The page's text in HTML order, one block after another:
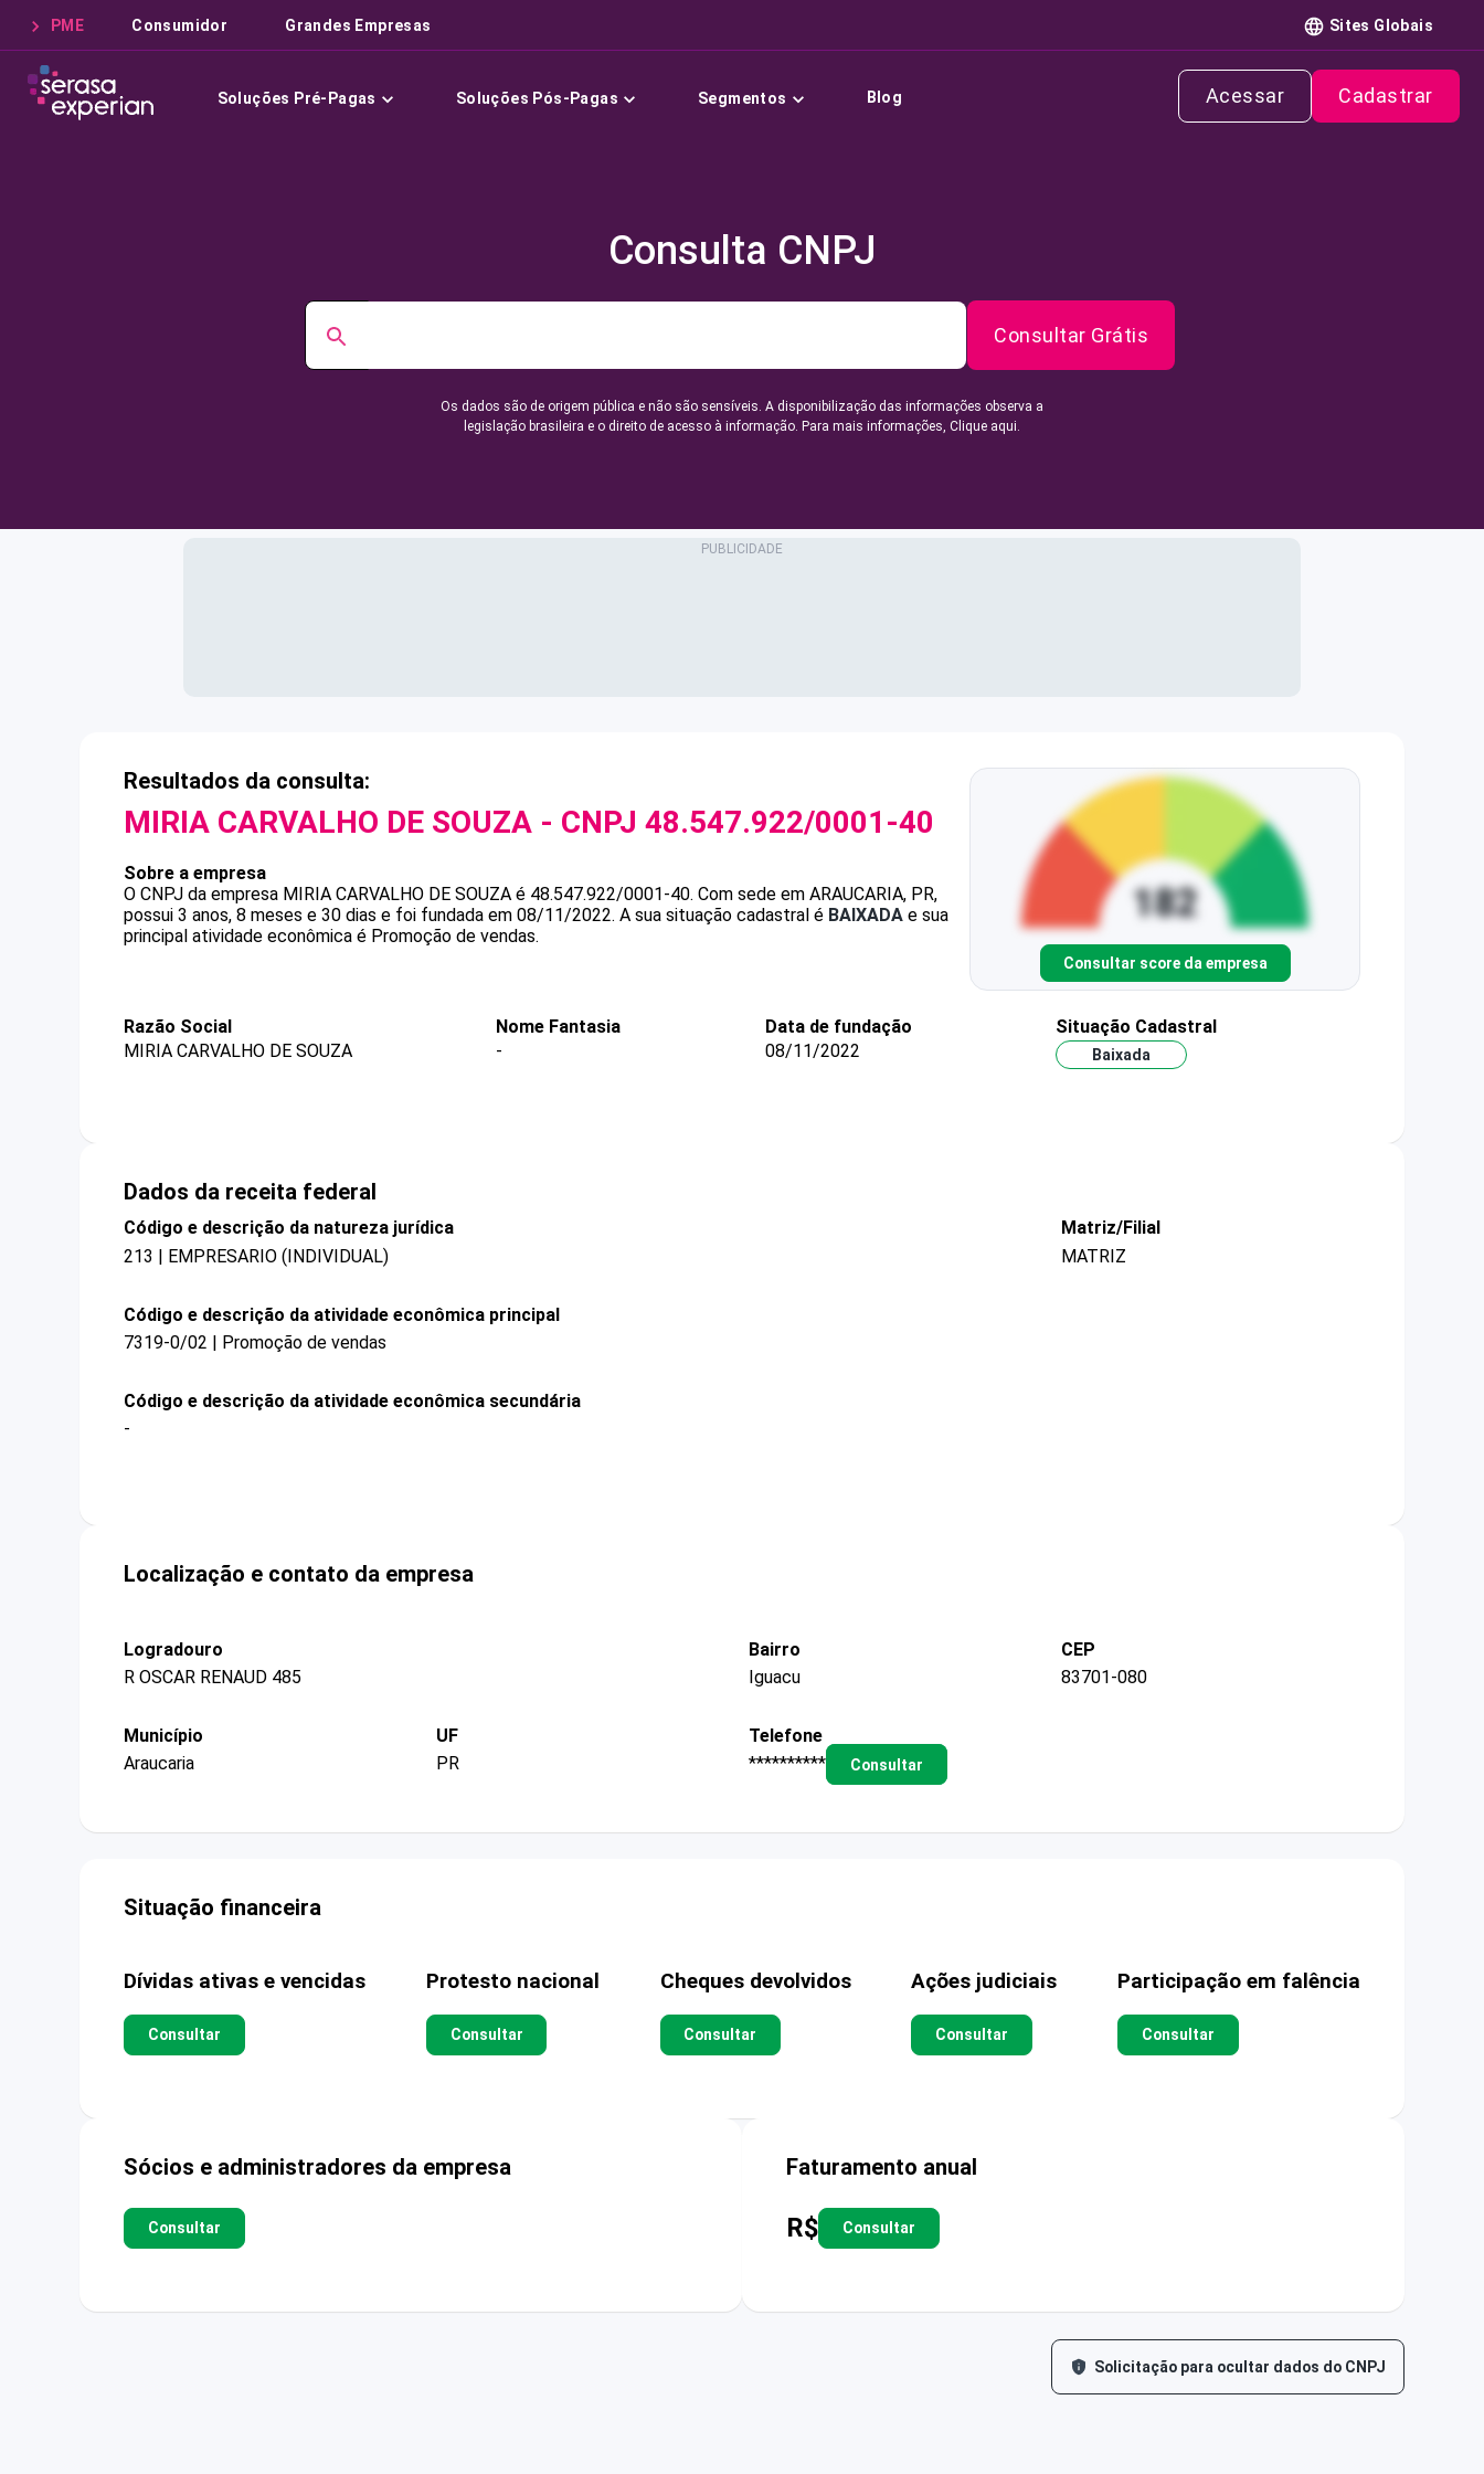
PME Consumidor Grandes Empresas Sites Globais
Soluções Pré-Pagas Soluções Pós-Pagas Segmentos Blog Acessar Cadastrar
Consulta CNPJ
Consultar Grátis
Os dados são de origem pública e não são sensíveis. A disponibilização das informações observa a
legislação brasileira e o direito de acesso à informação. Para mais informações, Clique aqui.
Resultados da consulta:
MIRIA CARVALHO DE SOUZA - CNPJ 48.547.922/0001-40
Sobre a empresa
O CNPJ da empresa MIRIA CARVALHO DE SOUZA é 48.547.922/0001-40. Com sede em ARAUCARIA, PR,
possui 3 anos, 8 meses e 30 dias e foi fundada em 08/11/2022. A sua situação cadastral é BAIXADA e sua
principal atividade econômica é Promoção de vendas.
Consultar score da empresa
Razão Social
MIRIA CARVALHO DE SOUZA
Nome Fantasia
-
Data de fundação
08/11/2022
Situação Cadastral
Baixada
Dados da receita federal
Código e descrição da natureza jurídica
213 | EMPRESARIO (INDIVIDUAL)
Matriz/Filial
MATRIZ
Código e descrição da atividade econômica principal
7319-0/02 | Promoção de vendas
Código e descrição da atividade econômica secundária
-
Localização e contato da empresa
Logradouro
R OSCAR RENAUD 485
Bairro
Iguacu
CEP
83701-080
Município
Araucaria
UF
PR
Telefone
**********
Consultar
Situação financeira
Dívidas ativas e vencidas
Consultar
Protesto nacional
Consultar
Cheques devolvidos
Consultar
Ações judiciais
Consultar
Participação em falência
Consultar
Sócios e administradores da empresa
Consultar
Faturamento anual
R$ Consultar
Solicitação para ocultar dados do CNPJ